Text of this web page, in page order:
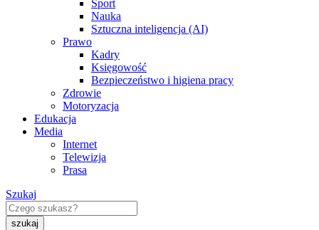
Sport
Nauka
Sztuczna inteligencja (AI)
Prawo
Kadry
Księgowość
Bezpieczeństwo i higiena pracy
Zdrowie
Motoryzacja
Edukacja
Media
Internet
Telewizja
Prasa
Szukaj